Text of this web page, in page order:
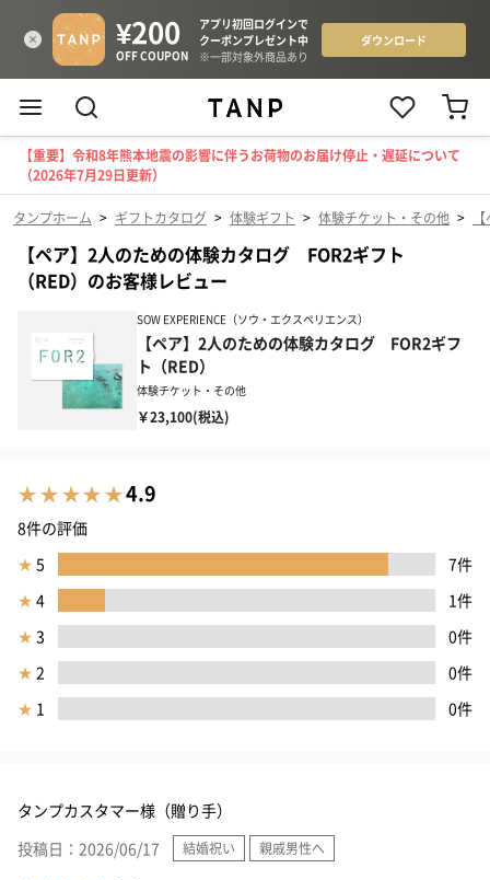
【重要】令和8年熊本地震の影響に伴うお荷物のお届け停止・遅延について
（2026年7月29日更新）
タンプホーム > ギフトカタログ > 体験ギフト > 体験チケット・その他 >
【ペア】2人のための体験カタログ FOR2ギフト
（RED）のお客様レビュー
SOW EXPERIENCE（ソウ・エクスペリエンス）
【ペア】2人のための体験カタログ FOR2ギフ
ト（RED）
体験チケット・その他
￥23,100(税込)
4.9
8件の評価
★ 5
7件
★ 4
1件
★ 3
0件
★ 2
0件
★ 1 0件